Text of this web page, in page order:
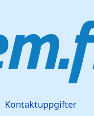
Kontaktuppgifter